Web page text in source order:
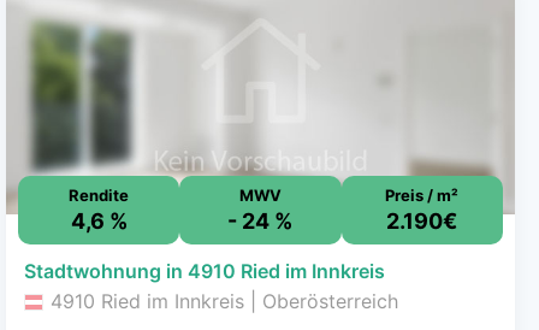
Rendite
4,6 %
MWV
- 24 %
Preis / m²
2.190€
Stadtwohnung in 4910 Ried im Innkreis
4910 Ried im Innkreis | Oberösterreich